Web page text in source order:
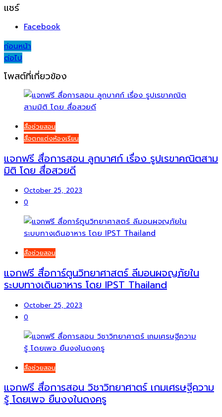
แชร์
Facebook
Post
navigation
ก่อนหน้า
ต่อไป
โพสต์ที่เกี่ยวข้อง
สื่อช่วยสอน
สื่อตกแต่งห้องเรียน
แจกฟรี สื่อการสอน ลูกบาศก์ เรื่อง รูปเรขาคณิตสาม
มิติ โดย สื่อสวยดี
October 25, 2023
0
สื่อช่วยสอน
แจกฟรี สื่อการ์ตูนวิทยาศาสตร์ ลีมอนผจญภัยใน
ระบบทางเดินอาหาร โดย IPST Thailand
October 25, 2023
0
สื่อช่วยสอน
แจกฟรี สื่อการสอน วิชาวิทยาศาตร์ เกมเศรษฐีความ
รู้ โดยเพจ ยืนงงในดงครู